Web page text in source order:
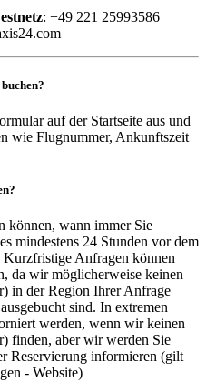
: +49 221 25993586
auf der Startseite aus und
wie Flugnummer, Ankunftszeit
können, wann immer Sie
mindestens 24 Stunden vor dem
Anfragen können
da wir möglicherweise keinen
in der Region Ihrer Anfrage
sind. In extremen
werden, wenn wir keinen
finden, aber wir werden Sie
Reservierung informieren (gilt
- Website)